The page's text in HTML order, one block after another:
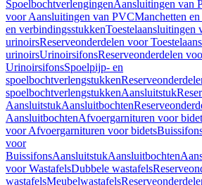
SpoelbochtverlengingenAansluitingen van
voor Aansluitingen van PVCManchetten
en verbindingsstukkenToestelaansluitingen
urinoirsReserveonderdelen voor
urinoirsUrinoirsifonsReserveonderdelen
UrinoirsifonsSpoelpijp- en
spoelbochtverlengstukken
spoelbochtverlengstukkenAansluitstuk
AansluitstukAansluitbochten
AansluitbochtenAfvoergarnituren voor
voor Afvoergarnituren voor bidets
voor
BuissifonsAansluitstukAansluitbochten
voor WastafelsDubbele wastafels
wastafelsMeubelwastafels